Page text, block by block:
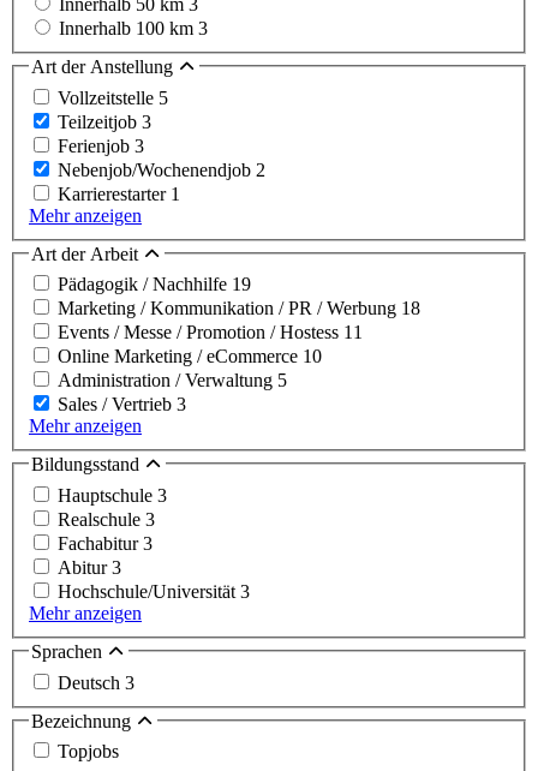
Innerhalb 50 km 3
Innerhalb 100 km 3
Art der Anstellung
Vollzeitstelle 5
Teilzeitjob 3
Ferienjob 3
Nebenjob/Wochenendjob 2
Karrierestarter 1
Mehr anzeigen
Art der Arbeit
Pädagogik / Nachhilfe 19
Marketing / Kommunikation / PR / Werbung 18
Events / Messe / Promotion / Hostess 11
Online Marketing / eCommerce 10
Administration / Verwaltung 5
Sales / Vertrieb 3
Mehr anzeigen
Bildungsstand
Hauptschule 3
Realschule 3
Fachabitur3
Abitur3
Hochschule/Universität 3
Mehr anzeigen
Sprachen
Deutsch 3
Bezeichnung
Topjobs